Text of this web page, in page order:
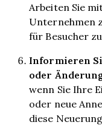
Arbeiten Sie
Unternehmen
für Besucher
Informieren
oder
wenn Sie Ihre
oder neue
diese